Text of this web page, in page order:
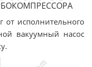
исполнительного
вакуумный насос